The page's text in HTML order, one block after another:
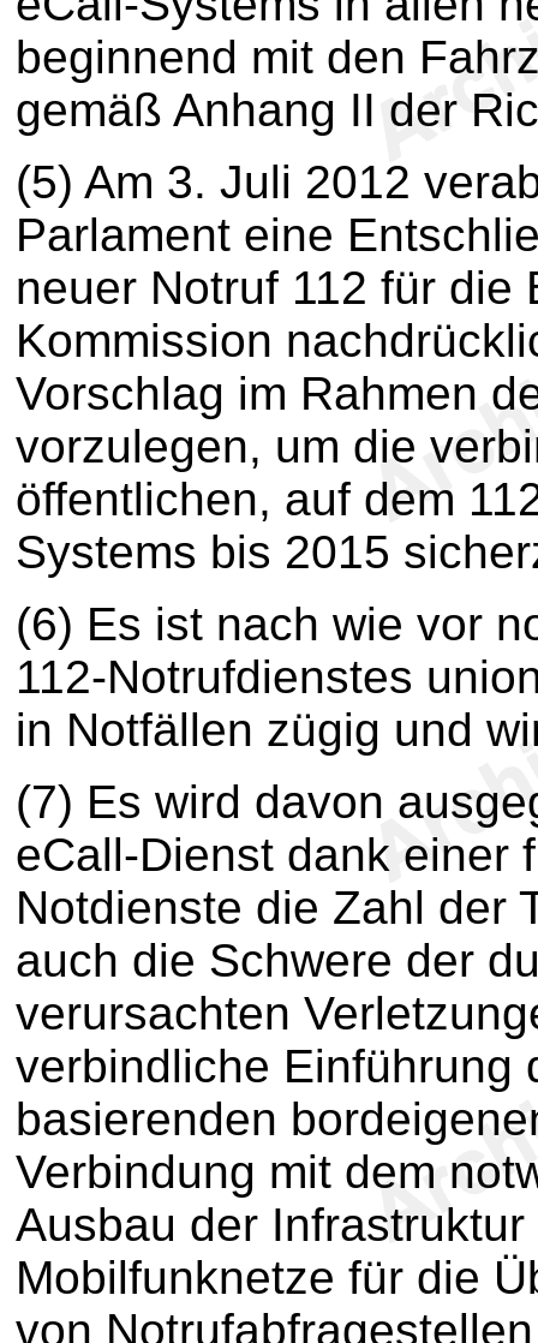
beginnend mit den
gemäß Anhang II der
(5) Am 3. Juli 2012
Parlament eine
neuer Notruf 112 für die
Kommission
Vorschlag im Rahmen
vorzulegen, um die
öffentlichen, auf dem
Systems bis 2015
(6) Es ist nach wie vor
112-Notrufdienstes
in Notfällen zügig und
(7) Es wird davon
eCall-Dienst dank einer
Notdienste die Zahl der
auch die Schwere der
verursachten
verbindliche Einführung
basierenden
Verbindung mit dem
Ausbau der
Mobilfunknetze für die
von